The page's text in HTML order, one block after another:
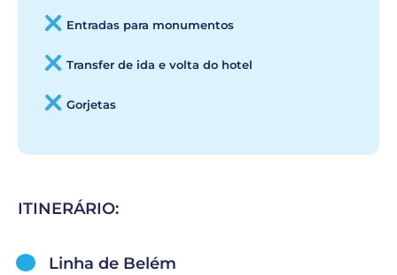
Entradas para monumentos
Transfer de ida e volta do hotel
Gorjetas
ITINERÁRIO:
Linha de Belém